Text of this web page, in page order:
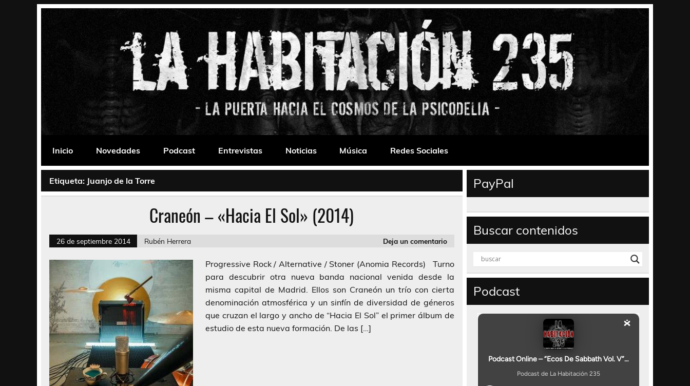
La Habitación 235
Inicio
Novedades Podcast Entrevistas Noticias Música Redes Sociales
Etiqueta: Juanjo de la Torre
Craneón – «Hacia El Sol» (2014)
26 de septiembre 2014 Rubén Herrera Deja un comentario
Progressive Rock / Alternative / Stoner (Anomia Records) Turno
para descubrir otra nueva banda nacional venida desde la
misma capital de Madrid. Ellos son Craneón un trío con cierta
denominación atmosférica y un sinfín de diversidad de géneros
que cruzan el largo y ancho de “Hacia El Sol” el primer álbum de
estudio de esta nueva formación. De las […]
PayPal
Buscar contenidos
Podcast